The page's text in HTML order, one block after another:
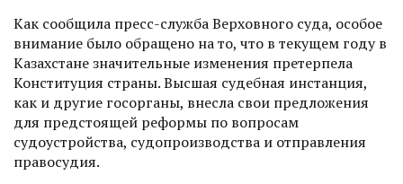
Как сообщила пресс-служба Верховного суда, особое
внимание было обращено на то, что в текущем году в
Казахстане значительные изменения претерпела
Конституция страны. Высшая судебная инстанция,
как и другие госорганы, внесла свои предложения
для предстоящей реформы по вопросам
судоустройства, судопроизводства и отправления
правосудия.